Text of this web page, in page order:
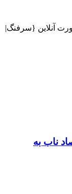
ساعت به صورت آنلاین {سرفنگ|
ناب به